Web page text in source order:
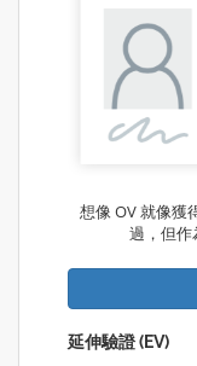
想像 OV 就像
過，但作
延伸驗證 (EV)